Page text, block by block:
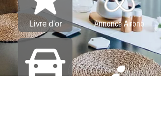
Livre d'or Annonce Airbnb
i